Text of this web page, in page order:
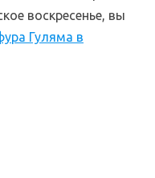
воскресенье, вы
Гуляма в